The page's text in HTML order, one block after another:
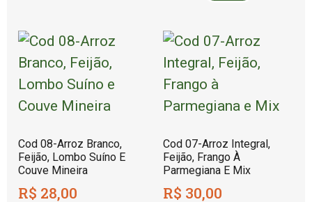
Cod 08-Arroz Branco,
Feijão, Lombo Suíno E
Couve Mineira
R$ 28,00
Cod 07-Arroz Integral,
Feijão, Frango À
Parmegiana E Mix
R$ 30,00